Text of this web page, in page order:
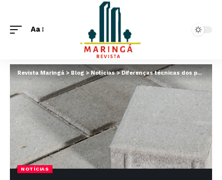
Aa
Revista Maringá > Blog > Notícias>Diferenças técnicas dos pavers estruturais para áreas de tráfego intenso em relação aos modelos convencionais
NOTÍCIAS